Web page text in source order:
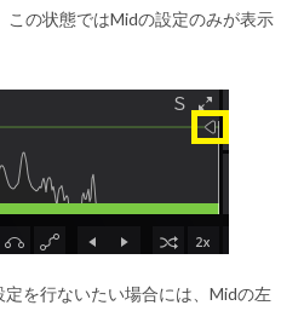
この状態ではMidの設定のみが表示
を行ないたい場合には、Midの左